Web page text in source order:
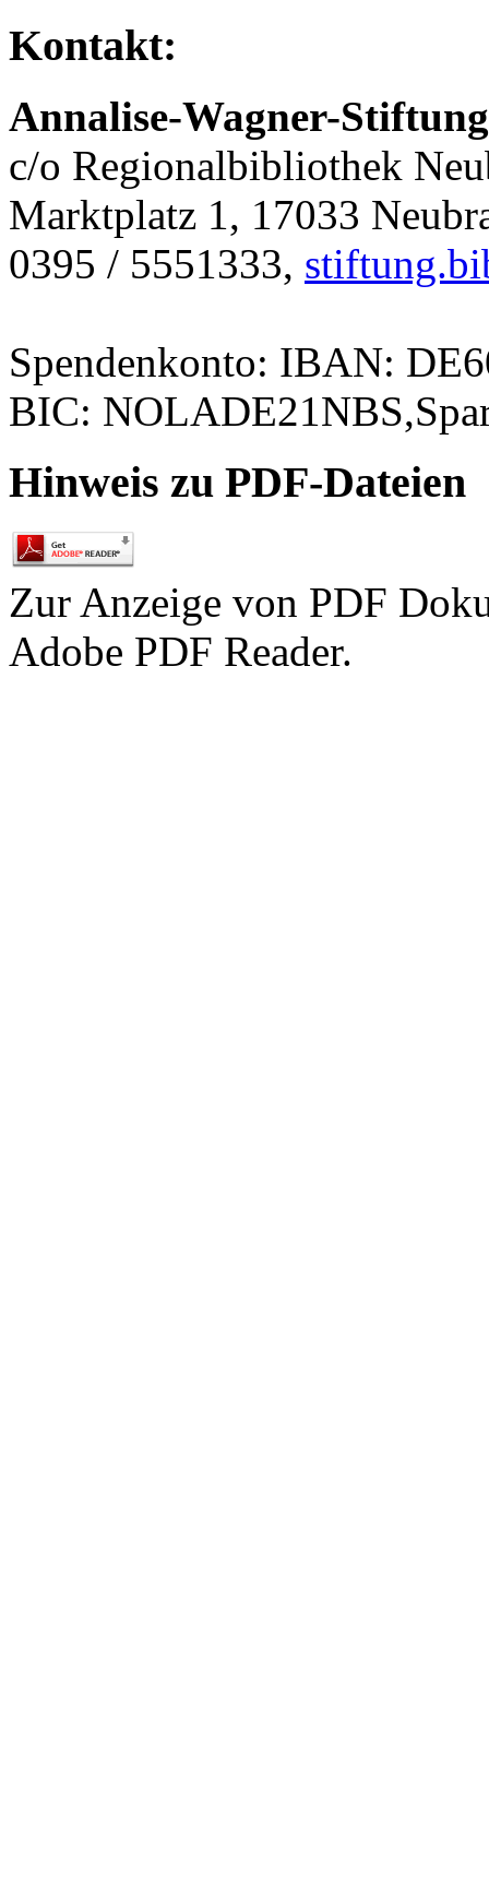
Kontakt:
Annalise-Wagner-Stiftung
c/o Regionalbibliothek
Marktplatz 1, 17033
0395 / 5551333,
Spendenkonto: IBAN:
BIC:
Hinweis zu PDF-Dateien
Zur Anzeige von PDF
Adobe PDF Reader.